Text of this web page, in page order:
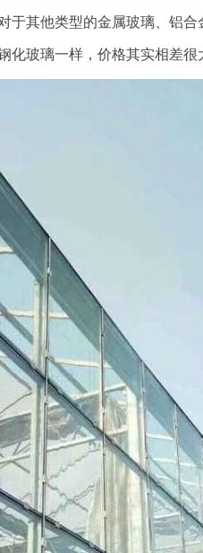
于其他类型的金属玻璃、铝
玻璃一样，价格其实相差很